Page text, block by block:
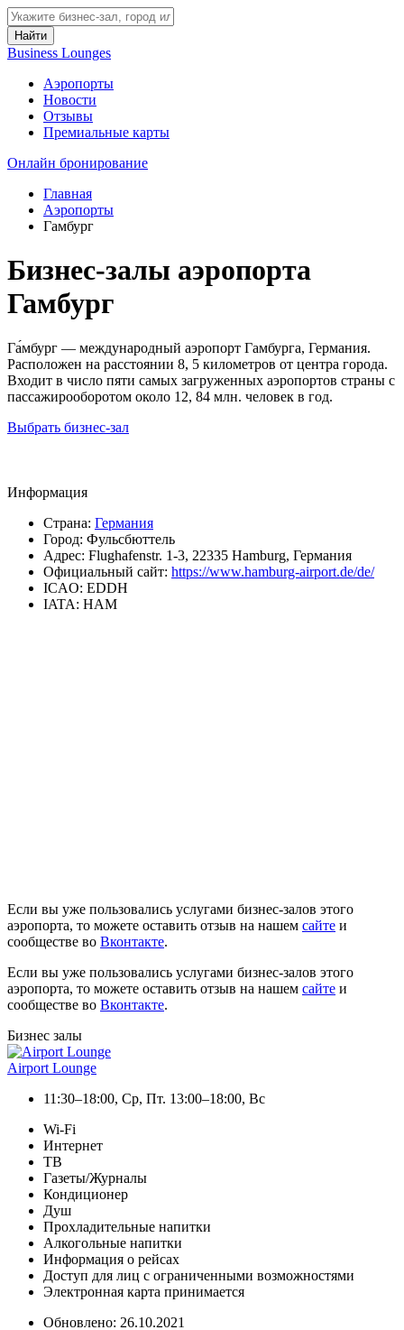
Найти
Business Lounges
Аэропорты
Новости
Отзывы
Премиальные карты
Онлайн бронирование
Главная
Аэропорты
Гамбург
Бизнес-залы аэропорта
Гамбург
Га́мбург — международный аэропорт Гамбурга, Германия.
Расположен на расстоянии 8, 5 километров от центра города.
Входит в число пяти самых загруженных аэропортов страны с
пассажирооборотом около 12, 84 млн. человек в год.
Выбрать бизнес-зал
Информация
Страна: Германия
Город: Фульсбюттель
Адрес: Flughafenstr. 1-3, 22335 Hamburg, Германия
Официальный сайт: https://www.hamburg-airport.de/de/
ICAO: EDDH
IATA: HAM
Если вы уже пользовались услугами бизнес-залов этого
аэропорта, то можете оставить отзыв на нашем сайте и
сообществе во Вконтакте.
Если вы уже пользовались услугами бизнес-залов этого
аэропорта, то можете оставить отзыв на нашем сайте и
сообществе во Вконтакте.
Бизнес залы
Airport Lounge
11:30–18:00, Ср, Пт. 13:00–18:00, Вс
Wi-Fi
Интернет
ТВ
Газеты/Журналы
Кондиционер
Душ
Прохладительные напитки
Алкогольные напитки
Информация о рейсах
Доступ для лиц с ограниченными возможностями
Электронная карта принимается
Обновлено: 26.10.2021